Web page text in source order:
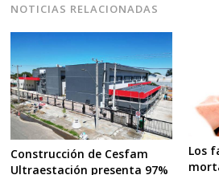
NOTICIAS RELACIONADAS
Construcción de Cesfam
Ultraestación presenta 97%
Los